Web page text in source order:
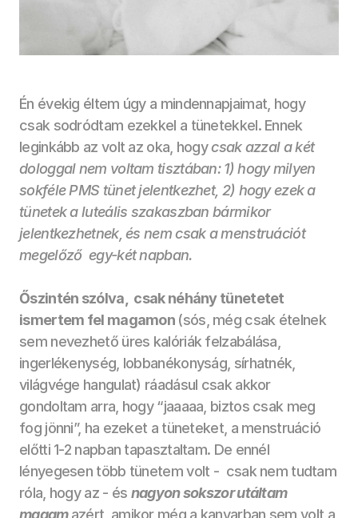
Én évekig éltem úgy a mindennapjaimat, hogy
csak sodródtam ezekkel a tünetekkel. Ennek
leginkább az volt az oka, hogy csak azzal a két
dologgal nem voltam tisztában: 1) hogy milyen
sokféle PMS tünet jelentkezhet, 2) hogy ezek a
tünetek a luteális szakaszban bármikor
jelentkezhetnek, és nem csak a menstruációt
megelőző  egy-két napban.
Őszintén szólva,  csak néhány tünetetet
ismertem fel magamon (sós, még csak ételnek
sem nevezhető üres kalóriák felzabálása,
ingerlékenység, lobbanékonyság, sírhatnék,
világvége hangulat) ráadásul csak akkor
gondoltam arra, hogy “jaaaaa, biztos csak meg
fog jönni”, ha ezeket a tüneteket, a menstruáció
előtti 1-2 napban tapasztaltam. De ennél
lényegesen több tünetem volt -  csak nem tudtam
róla, hogy az - és nagyon sokszor utáltam
magam azért, amikor még a kanyarban sem volt a